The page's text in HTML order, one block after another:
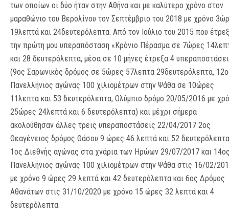
των οποίων οι δύο ήταν στην Αθήνα και με καλύτερο χρόνο στον
μαραθώνιο του Βερολίνου τον Σεπτέμβριο του 2018 με χρόνο
19λεπτά και 24δευτερόλεπτα. Από τον Ιούλιο του 2015 που
την πρώτη μου υπεραπόσταση «Κρόνιο Πέρασμα σε 7ώρες
και 28 δευτερόλεπτα, μέσα σε 10 μήνες έτρεξα 4
(9ος Σαρωνικός δρόμος σε 5ώρες 57λεπτα 29δευτερόλεπτα,
Πανελλήνιος αγώνας 100 χιλιομέτρων στην Ψάθα σε 10ώρες
11λεπτα και 53 δευτερόλεπτα, Ολύμπιο δρόμο 20/05/2Ο16 με
25ώρες 24λεπτά και 6 δευτερόλεπτα) και μέχρι σήμερα
ακολούθησαν άλλες τρεις υπεραποστάσεις 22/04/2017 2ος
Θεαγένειος δρόμος Θάσου 9 ώρες 46 λεπτά και 52
1ος Διεθνής αγώνας στα χνάρια των Ηρώων 29/07/2017 και
Πανελλήνιος αγώνας 100 χιλιομέτρων στην Ψάθα στις 16/02/
με χρόνο 9 ώρες 29 λεπτά και 42 δευτερόλεπτα και 6ος Δρόμος
Αθανάτων στις 31/10/2020 με χρόνο 15 ώρες 32 λεπτά και 4
δευτερόλεπτα.